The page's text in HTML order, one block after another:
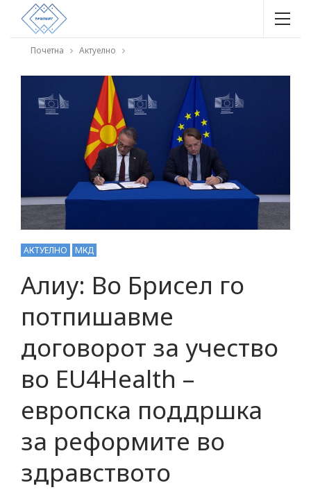
Почетна Актуелно
АКТУЕЛНО МКД
Алиу: Во Брисел го
потпишавме
договорот за учество
во EU4Health –
европска поддршка
за реформите во
здравството